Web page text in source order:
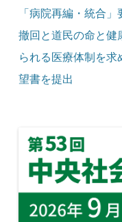
「病院再編・統合」
撤回と道民の命と健
られる医療体制を求
望書を提出